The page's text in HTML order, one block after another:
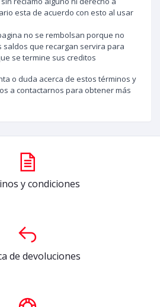
esta de acuerdo con esto al usar
no se rembolsan porque no
que recargan servira para
se termine sus creditos
o duda acerca de estos términos y
a contactarnos para obtener más
y condiciones
de devoluciones